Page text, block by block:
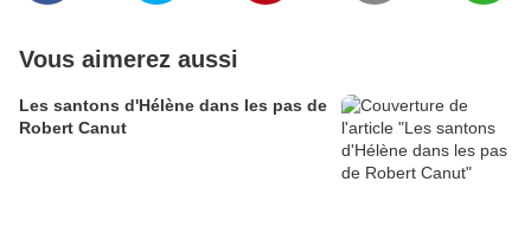
Vous aimerez aussi
Les santons d'Hélène dans les pas de
Robert Canut